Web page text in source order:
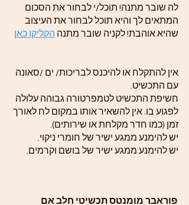
לה שובר מתנה! תוכל/י לבחור את הסכום
המתאים לך והיא תוכל לבחור את העיצוב
שהיא אוהבת! לקניה שובר מתנה הקליקו כאן
אין להתקלח או להיכנס לבריכות/ ים /סאונה
עם התכשיט.
חשיפת התכשיט לטמפרטורה גבוהה עלולה
לפגוע בו. אין להשאיר אותו במקום לח לאורך
זמן (כמו חדר מקלחת או שירותים).
יש להימנע ממגע ישיר של חומרי ניקוי.
יש להימנע ממגע ישיר של בושם וקרמים.
פוראבר מומנטס תכשיטי חלב אם